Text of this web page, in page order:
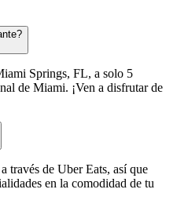
Springs, FL, a solo 5
de Miami. ¡Ven a disfrutar de
través de Uber Eats, así que
en la comodidad de tu